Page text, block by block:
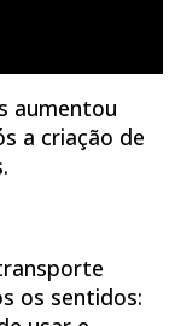
aumentou
a criação de
os sentidos: